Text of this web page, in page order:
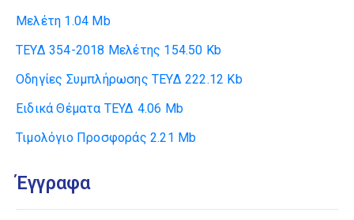
Μελέτη 1.04 Mb
ΤΕΥΔ 354-2018 Μελέτης 154.50 Kb
Οδηγίες Συμπλήρωσης ΤΕΥΔ 222.12 Kb
Ειδικά Θέματα ΤΕΥΔ 4.06 Mb
Τιμολόγιο Προσφοράς 2.21 Mb
Έγγραφα